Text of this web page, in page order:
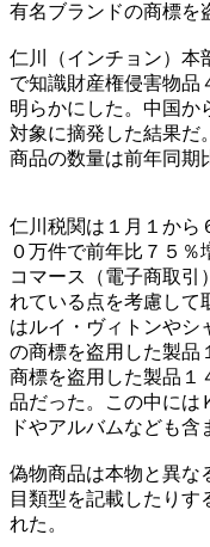
有名ブランドの商標を
仁川（インチョン）本
で知識財産権侵害物品
明らかにした。中国か
対象に摘発した結果だ
商品の数量は前年同期
仁川税関は１月１から
０万件で前年比７５％
コマース（電子商取引
れている点を考慮して
はルイ・ヴィトンやシ
の商標を盗用した製品
商標を盗用した製品１
品だった。この中には
ドやアルバムなども含
偽物商品は本物と異な
目類型を記載したりす
れた。